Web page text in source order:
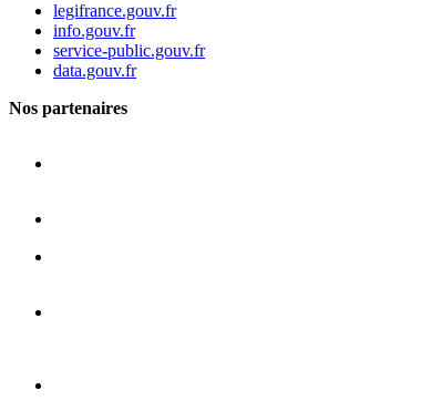
legifrance.gouv.fr
info.gouv.fr
service-public.gouv.fr
data.gouv.fr
Nos partenaires